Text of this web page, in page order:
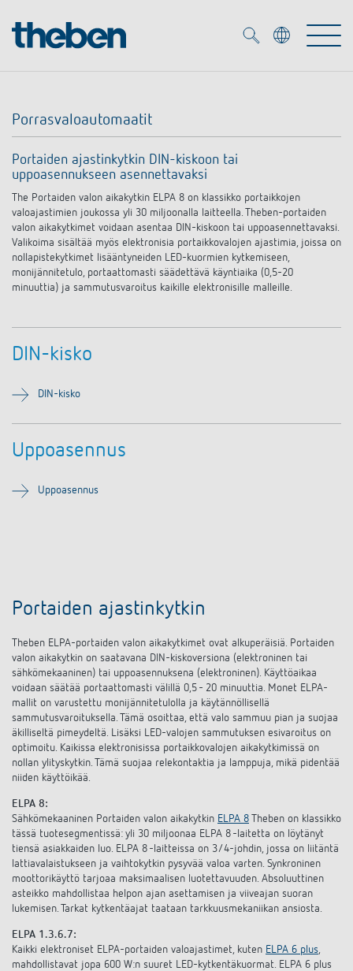
Tuotteet
Smart Home
DALI
LED valaisin
Aika- ja valaistuksen ohjaus
Ilmastoinnin säätö
OEM
OEM ratkaisuja
Ratkaisuja
KNX-järjestelmät
Liike- ja läsnäolotunnistimet
DALI-2 valaistuksen ohjaus
Kytkentä- ja himmennys LED
Palvelu
Mediakirjasto
Ajankohtaista
Yhteistyö
Ympäristö
Yhteyshenkilösi Thebenillä
Tuotehaku
Mediakirjasto
Porrasvaloautomaatit
Portaiden ajastinkytkin DIN-kiskoon tai
uppoasennukseen asennettavaksi
The Portaiden valon aikakytkin ELPA 8 on klassikko portaikkojen
valoajastimien joukossa yli 30 miljoonalla laitteella. Theben-portaiden
valon aikakytkimet voidaan asentaa DIN-kiskoon tai uppoasennettavaksi.
Valikoima sisältää myös elektronisia portaikkovalojen ajastimia, joissa on
nollapistekytkimet lisääntyneiden LED-kuormien kytkemiseen,
monijännitetulo, portaattomasti säädettävä käyntiaika (0,5-20
minuuttia) ja sammutusvaroitus kaikille elektronisille malleille.
DIN-kisko
DIN-kisko
Uppoasennus
Uppoasennus
Portaiden ajastinkytkin
Theben ELPA-portaiden valon aikakytkimet ovat alkuperäisiä. Portaiden
valon aikakytkin on saatavana DIN-kiskoversiona (elektroninen tai
sähkömekaaninen) tai uppoasennuksena (elektroninen). Käyttöaikaa
voidaan säätää portaattomasti välillä 0,5 - 20 minuuttia. Monet ELPA-
mallit on varustettu monijännitetulolla ja käytännöllisellä
sammutusvaroituksella. Tämä osoittaa, että valo sammuu pian ja suojaa
äkilliseltä pimeydeltä. Lisäksi LED-valojen sammutuksen esivaroitus on
optimoitu. Kaikissa elektronisissa portaikkovalojen aikakytkimissä on
nollan ylityskytkin. Tämä suojaa relekontaktia ja lamppuja, mikä pidentää
niiden käyttöikää.
ELPA 8:
Sähkömekaaninen Portaiden valon aikakytkin ELPA 8 Theben on klassikko
tässä tuotesegmentissä: yli 30 miljoonaa ELPA 8 -laitetta on löytänyt
tiensä asiakkaiden luo. ELPA 8 -laitteissa on 3/4-johdin, jossa on liitäntä
lattiavalaistukseen ja vaihtokytkin pysyvää valoa varten. Synkroninen
moottorikäyttö tarjoaa maksimaalisen luotettavuuden. Absoluuttinen
asteikko mahdollistaa helpon ajan asettamisen ja viiveajan suoran
lukemisen. Tarkat kytkentäajat taataan tarkkuusmekaniikan ansiosta.
ELPA 1.3.6.7:
Kaikki elektroniset ELPA-portaiden valoajastimet, kuten ELPA 6 plus,
mahdollistavat jopa 600 W:n suuret LED-kytkentäkuormat. ELPA 6 plus